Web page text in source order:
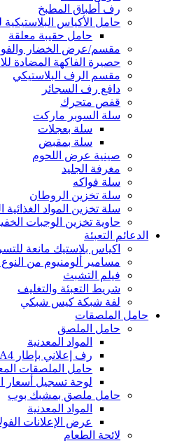
رف أطباق المطبخ
حامل الأكياس
حامل حقيبة معلقة
مقسم/عرض الخضار
حصيرة الفاكهة المضادة
مقسم الرف البلاستيكي
دافع رف السجائر
قفص متحرك
سلة السوبر ماركت
سلة بعجلات
سلة بمقبض
صينية عرض اللحوم
مغرفة الجليد
سلة فواكه
سلة تخزين الروطان
سلة تخزين المواد الغذائية
حاوية تخزين الوجبات
الدعائم التعبئة
اكياس بلاستيك مانعة
مسامير ألومنيوم من النوع U
فيلم التشبث
شريط التعبئة والتغليف
لفة شبكة كيس شبكي
حامل الملصقات
حامل الملصق
المواد المعدنية
رف إعلاني بإطار A4
حامل الملصقات
لوحة تسجيل أسعار
حامل ملصق بمشبك بوب
المواد المعدنية
عرض الإعلانات
لائحة الطعام